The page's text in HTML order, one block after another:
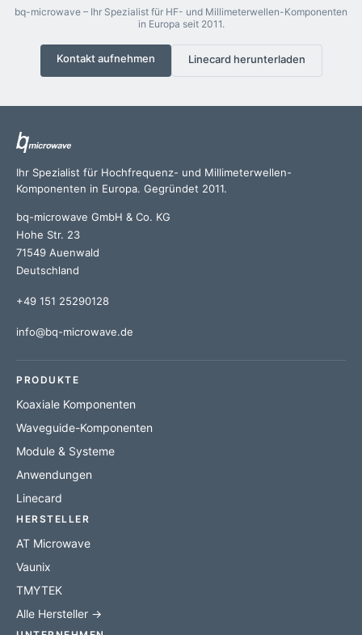
bq-microwave – Ihr Spezialist für HF- und Millimeterwellen-Komponenten
in Europa seit 2011.
Kontakt aufnehmen Linecard herunterladen
Ihr Spezialist für Hochfrequenz- und Millimeterwellen-
Komponenten in Europa. Gegründet 2011.
bq-microwave GmbH & Co. KG
Hohe Str. 23
71549 Auenwald
Deutschland
+49 151 25290128
info@bq-microwave.de
PRODUKTE
Koaxiale Komponenten
Waveguide-Komponenten
Module & Systeme
Anwendungen
Linecard
HERSTELLER
AT Microwave
Vaunix
TMYTEK
Alle Hersteller →